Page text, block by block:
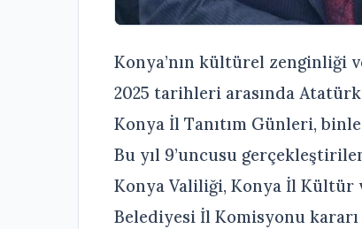
Konya’nın kültürel zenginliği
2025 tarihleri arasında
Konya İl Tanıtım Günleri,
Bu yıl 9’uncusu
Konya Valiliği, Konya İl
Belediyesi İl Komisyonu